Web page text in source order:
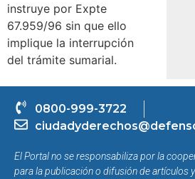
instruye por Expte
67.959/96 sin que ello
implique la interrupción
del trámite sumarial.
0800-999-3722
El Portal no se responsabiliza por la
para la publicación o difusión de artículos